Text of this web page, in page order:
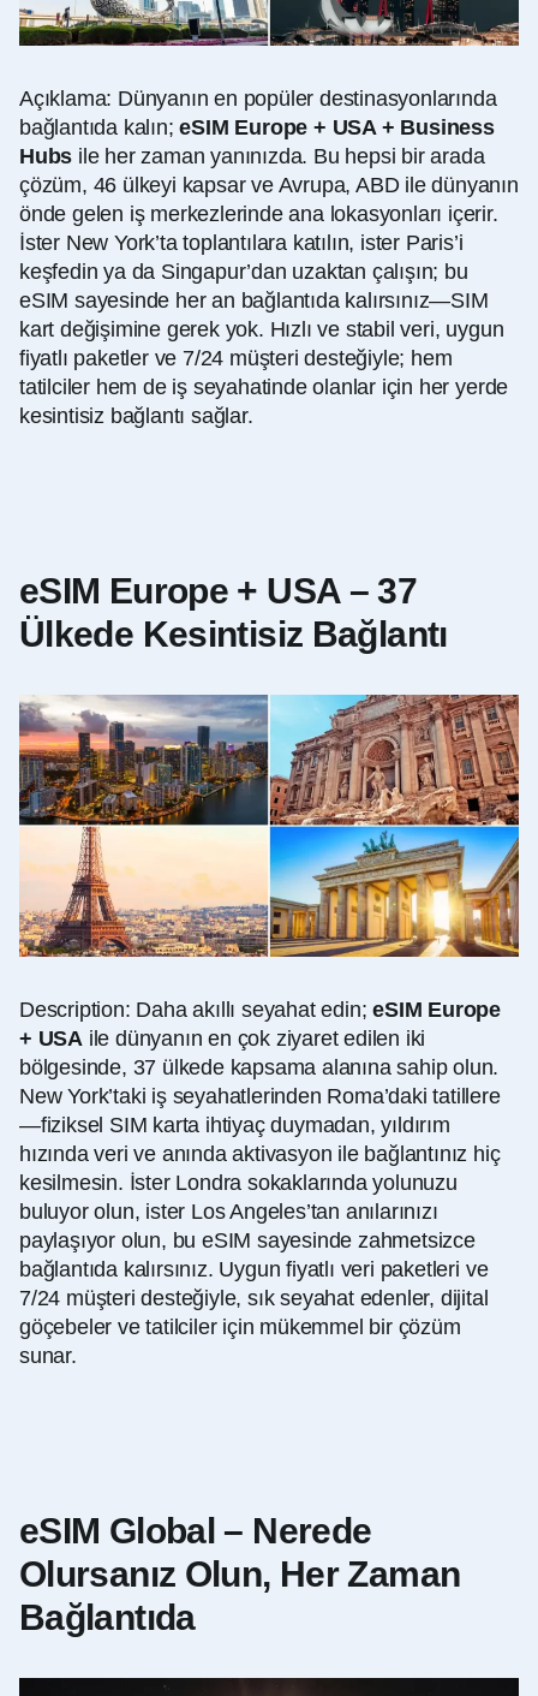
Açıklama: Dünyanın en popüler destinasyonlarında
bağlantıda kalın;eSIM Europe + USA + Business
Hubs ile her zaman yanınızda. Bu hepsi bir arada
çözüm, 46 ülkeyi kapsar ve Avrupa, ABD ile dünyanın
önde gelen iş merkezlerinde ana lokasyonları içerir.
İster New York’ta toplantılara katılın, ister Paris’i
keşfedin ya da Singapur’dan uzaktan çalışın; bu
eSIM sayesinde her an bağlantıda kalırsınız—SIM
kart değişimine gerek yok. Hızlı ve stabil veri, uygun
fiyatlı paketler ve 7/24 müşteri desteğiyle; hem
tatilciler hem de iş seyahatinde olanlar için her yerde
kesintisiz bağlantı sağlar.
eSIM Europe + USA – 37
Ülkede Kesintisiz Bağlantı
Description: Daha akıllı seyahat edin;eSIM Europe
+ USA ile dünyanın en çok ziyaret edilen iki
bölgesinde, 37 ülkede kapsama alanına sahip olun.
New York’taki iş seyahatlerinden Roma’daki tatillere
—fiziksel SIM karta ihtiyaç duymadan, yıldırım
hızında veri ve anında aktivasyon ile bağlantınız hiç
kesilmesin. İster Londra sokaklarında yolunuzu
buluyor olun, ister Los Angeles’tan anılarınızı
paylaşıyor olun, bu eSIM sayesinde zahmetsizce
bağlantıda kalırsınız. Uygun fiyatlı veri paketleri ve
7/24 müşteri desteğiyle, sık seyahat edenler, dijital
göçebeler ve tatilciler için mükemmel bir çözüm
sunar.
eSIM Global – Nerede
Olursanız Olun, Her Zaman
Bağlantıda